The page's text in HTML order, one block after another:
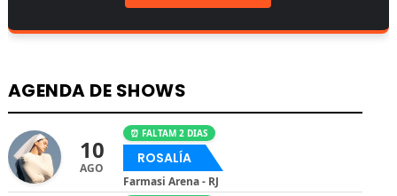
AGENDA DE SHOWS
10
AGO
⏰ FALTAM 2 DIAS
ROSALÍA
Farmasi Arena - RJ